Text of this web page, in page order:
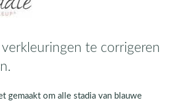
te corrigeren
gemaakt om alle stadia van blauwe